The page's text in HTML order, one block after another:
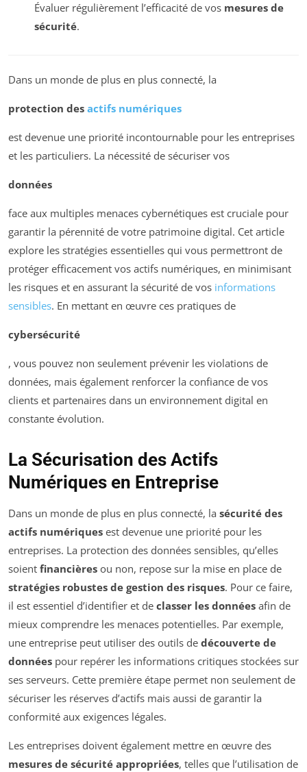
Évaluer régulièrement l’efficacité de vos mesures de
sécurité.
Dans un monde de plus en plus connecté, la
protection des actifs numériques
est devenue une priorité incontournable pour les entreprises
et les particuliers. La nécessité de sécuriser vos
données
face aux multiples menaces cybernétiques est cruciale pour
garantir la pérennité de votre patrimoine digital. Cet article
explore les stratégies essentielles qui vous permettront de
protéger efficacement vos actifs numériques, en minimisant
les risques et en assurant la sécurité de vos informations
sensibles. En mettant en œuvre ces pratiques de
cybersécurité
, vous pouvez non seulement prévenir les violations de
données, mais également renforcer la confiance de vos
clients et partenaires dans un environnement digital en
constante évolution.
La Sécurisation des Actifs
Numériques en Entreprise
Dans un monde de plus en plus connecté, la sécu­rité des
actifs numériques est devenue une priorité pour les
entreprises. La protection des données sensibles, qu’elles
soient financières ou non, repose sur la mise en place de
stratégies robustes de gestion des risques. Pour ce faire,
il est essentiel d’identifier et de classer les données afin de
mieux comprendre les menaces potentielles. Par exemple,
une entreprise peut utiliser des outils de découverte de
données pour repérer les informations critiques stockées sur
ses serveurs. Cette première étape permet non seulement de
sécuriser les réserves d’actifs mais aussi de garantir la
conformité aux exigences légales.
Les entreprises doivent également mettre en œuvre des
mesures de sécurité appropriées, telles que l’utilisation de